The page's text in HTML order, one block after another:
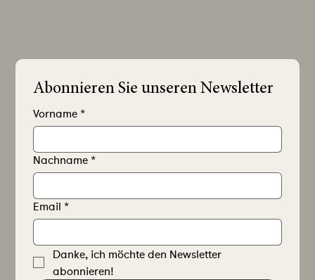
Abonnieren Sie unseren Newsletter
Vorname *
Nachname *
Email *
Danke, ich möchte den Newsletter
abonnieren!